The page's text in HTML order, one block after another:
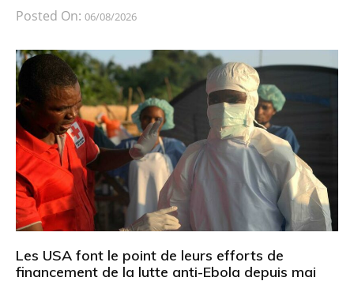
Posted On: 06/08/2026
Les USA font le point de leurs efforts de
financement de la lutte anti-Ebola depuis mai